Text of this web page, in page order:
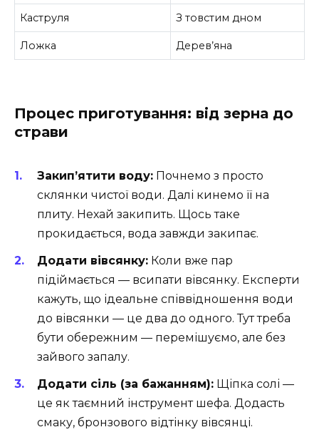
Каструля З товстим дном
Ложка Дерев’яна
Процес приготування: від зерна до
страви
Закип’ятити воду: Почнемо з просто
склянки чистої води. Далі кинемо її на
плиту. Нехай закипить. Щось таке
прокидається, вода завжди закипає.
Додати вівсянку: Коли вже пар
підіймається — всипати вівсянку. Експерти
кажуть, що ідеальне співвідношення води
до вівсянки — це два до одного. Тут треба
бути обережним — перемішуємо, але без
зайвого запалу.
Додати сіль (за бажанням): Щіпка солі —
це як таємний інструмент шефа. Додасть
смаку, бронзового відтінку вівсянці.